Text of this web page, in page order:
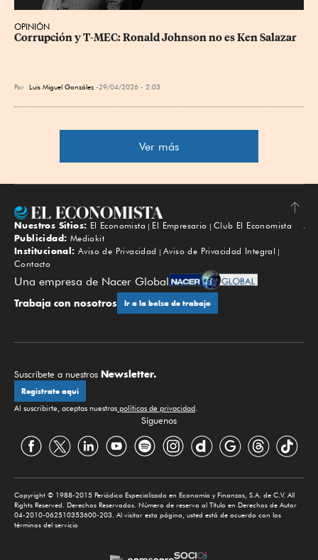
OPINIÓN
Corrupción y T-MEC: Ronald Johnson no es Ken Salazar
Por Luis Miguel González 29/04/2026 - 2:03
Ver más
Subir
Nuestros Sitios: El Economista El Empresario
Club El Economista
Publicidad: Mediakit
Institucional: Aviso de Privacidad
Aviso de Privacidad Integral
Contacto
Una empresa de Nacer Global
Trabaja con nosotros Ir a la bolsa de trabajo
Suscríbete a nuestros Newsletter.
Regístrate aquí
Al suscribirte, aceptas nuestras políticas de privacidad.
Síguenos
Copyright © 1988-2015 Periódico Especializado en Economía y Finanzas, S.A. de C.V. All
Rights Reserved. Derechos Reservados. Número de reserva al Título en Derechos de Autor
04-2010-062510353600-203. Al visitar esta página, usted está de acuerdo con los
términos del servicio